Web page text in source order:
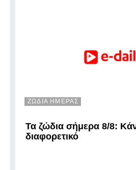
ΖΩΔΙΑ ΗΜΕΡΑΣ
Τα ζώδια σήμερα 8/8:
διαφορετικό